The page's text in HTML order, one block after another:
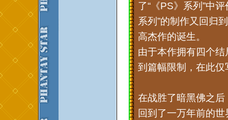
了“《PS》系列”中
系列”的制作又回归
高杰作的诞生。
由于本作拥有四个
到篇幅限制，在此
在战胜了暗黑佛之
回到了一万年前的